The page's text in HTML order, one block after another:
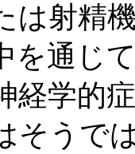
は射精
を通じ
経学的
そうで